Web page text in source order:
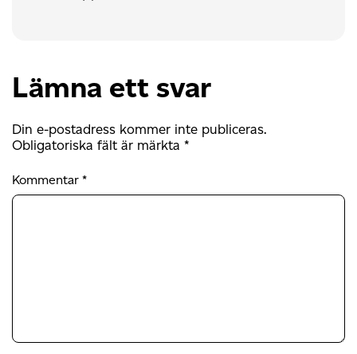
Lämna ett svar
Din e-postadress kommer inte publiceras.
Obligatoriska fält är märkta *
Kommentar *